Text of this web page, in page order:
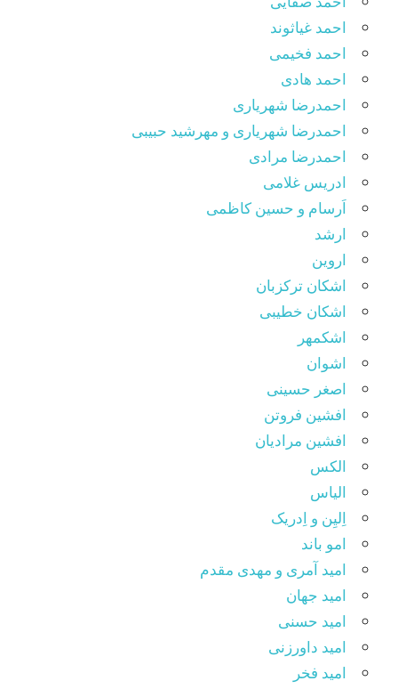
احمد غیاثوند
احمد فخیمی
احمد هادی
احمدرضا شهریاری
احمدرضا شهریاری و مهرشید حبیبی
احمدرضا مرادی
ادریس غلامی
اَرسام و حسین کاظمی
ارشد
اروین
اشکان ترکزبان
اشکان خطیبی
اشکمهر
اشوان
اصغر حسینی
افشین فروتن
افشین مرادیان
الکس
الیاس
اِلیِن و اِدریک
امو باند
امید آمری و مهدی مقدم
امید جهان
امید حسنی
امید داورزنی
امید فخر